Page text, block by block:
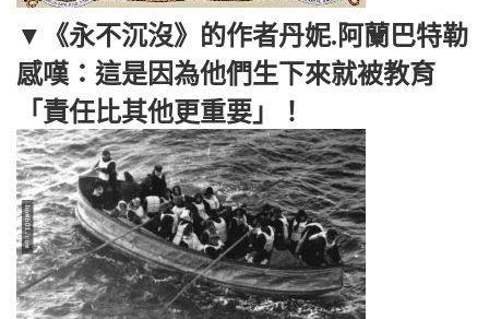
▼《永不沉沒》的作者丹妮.阿蘭巴特勒
感嘆：這是因為他們生下來就被教育
「責任比其他更重要」！